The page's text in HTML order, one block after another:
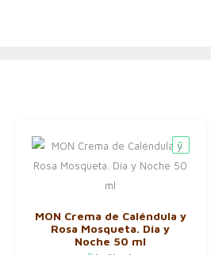
MON Crema de Caléndula y
Rosa Mosqueta. Día y
Noche 50 ml